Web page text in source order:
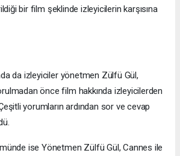
bir film şeklinde izleyicilerin karşısına
da izleyiciler yönetmen Zülfü Gül,
önce film hakkında izleyicilerden
yorumların ardından sor ve cevap
ise Yönetmen Zülfü Gül, Cannes ile